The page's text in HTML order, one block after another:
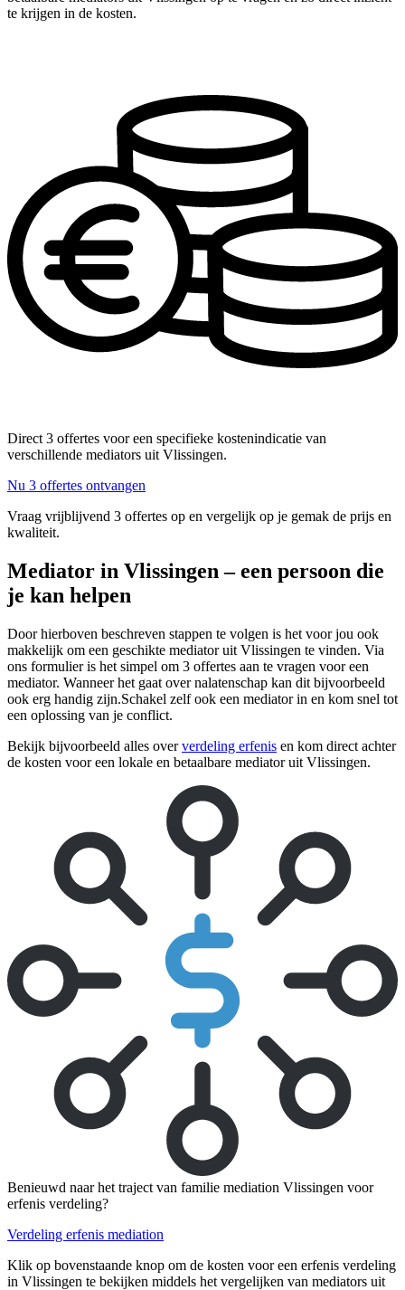
te krijgen in de kosten.
Direct 3 offertes voor een specifieke kostenindicatie van
verschillende mediators uit Vlissingen.
Nu 3 offertes ontvangen
Vraag vrijblijvend 3 offertes op en vergelijk op je gemak de prijs en
kwaliteit.
Mediator in Vlissingen – een persoon die
je kan helpen
Door hierboven beschreven stappen te volgen is het voor jou ook
makkelijk om een geschikte mediator uit Vlissingen te vinden. Via
ons formulier is het simpel om 3 offertes aan te vragen voor een
mediator. Wanneer het gaat over nalatenschap kan dit bijvoorbeeld
ook erg handig zijn.Schakel zelf ook een mediator in en kom snel tot
een oplossing van je conflict.
Bekijk bijvoorbeeld alles oververdeling erfenis en kom direct achter
de kosten voor een lokale en betaalbare mediator uit Vlissingen.
Benieuwd naar het traject van familie mediation Vlissingen voor
erfenis verdeling?
Verdeling erfenis mediation
Klik op bovenstaande knop om de kosten voor een erfenis verdeling
in Vlissingen te bekijken middels het vergelijken van mediators uit